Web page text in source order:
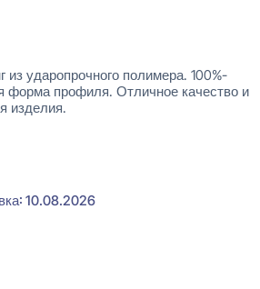
из ударопрочного полимера. 100%-
форма профиля. Отличное качество и
изделия.
10.08.2026